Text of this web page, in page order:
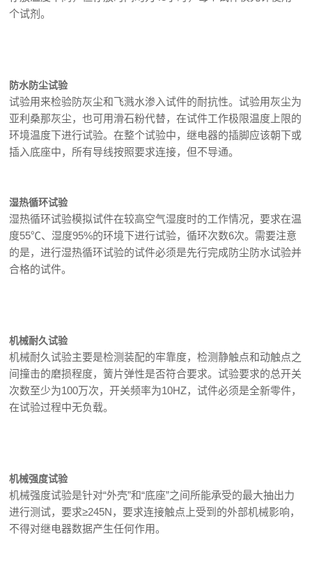
个试剂。
防水防尘试验
试验用来检验防灰尘和飞溅水渗入试件的耐抗性。试验用灰尘为
亚利桑那灰尘，也可用滑石粉代替，在试件工作极限温度上限的
环境温度下进行试验。在整个试验中，继电器的插脚应该朝下或
插入底座中，所有导线按照要求连接，但不导通。
湿热循环试验
湿热循环试验模拟试件在较高空气湿度时的工作情况，要求在温
度55℃、湿度95%的环境下进行试验，循环次数6次。需要注意
的是，进行湿热循环试验的试件必须是先行完成防尘防水试验并
合格的试件。
机械耐久试验
机械耐久试验主要是检测装配的牢靠度，检测静触点和动触点之
间撞击的磨损程度，簧片弹性是否符合要求。试验要求的总开关
次数至少为100万次，开关频率为10HZ，试件必须是全新零件，
在试验过程中无负载。
机械强度试验
机械强度试验是针对“外壳”和“底座”之间所能承受的最大抽出力
进行测试，要求≥245N，要求连接触点上受到的外部机械影响，
不得对继电器数据产生任何作用。